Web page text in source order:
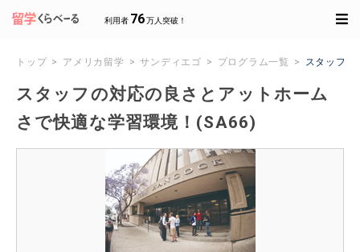
利用者 76万人突破！
トップ アメリカ留学 サンディエゴ プログラム一覧 スタッフ
スタッフの対応の良さとアットホーム
さで快適な学習環境！(SA66)